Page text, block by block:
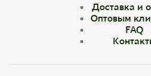
Доставка и
Оптовым
FAQ